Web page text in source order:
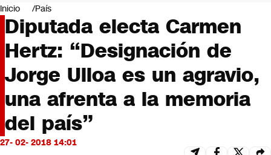
Negocios
Deportes
Programas completos
Cultura
Servicios
Bits
CNN Data
CNN tiempo
Futuro 360
Opinión
Inicio País
Diputada electa Carmen
Hertz: “Designación de
Jorge Ulloa es un agravio,
una afrenta a la memoria
del país”
27- 02- 2018 14:01